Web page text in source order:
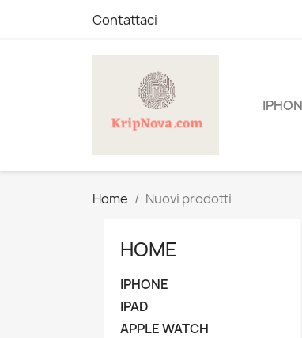
Contattaci
Home Nuovi prodotti
HOME
IPHONE
IPAD
APPLE WATCH